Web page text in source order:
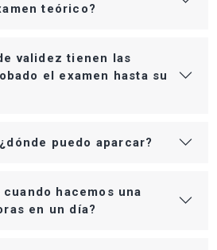
teórico?
validez tienen las
el examen hasta su
puedo aparcar?
hacemos una
en un día?